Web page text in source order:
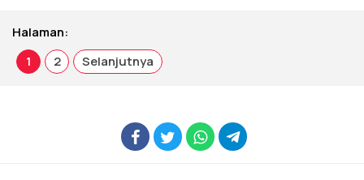
Halaman:
1
2 Selanjutnya